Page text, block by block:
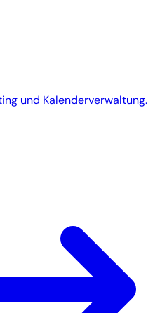
und Kalenderverwaltung.